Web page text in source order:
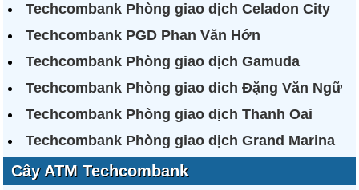
Techcombank Phòng giao dịch Celadon City
Techcombank PGD Phan Văn Hớn
Techcombank Phòng giao dịch Gamuda
Techcombank Phòng giao dich Đặng Văn Ngữ
Techcombank Phòng giao dịch Thanh Oai
Techcombank Phòng giao dịch Grand Marina
Cây ATM Techcombank